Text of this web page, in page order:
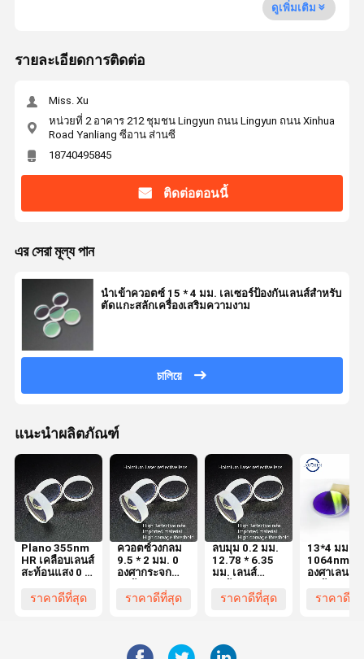
ดูเพิ่มเติม
รายละเอียดการติดต่อ
Miss. Xu
หน่วยที่ 2 อาคาร 212 ชุมชน Lingyun ถนน Lingyun ถนน Xinhua
Road Yanliang ซีอาน ส่านซี
18740495845
ติดต่อตอนนี้
এর সেরা মূল্য পান
นำเข้าควอตซ์ 15 * 4 มม. เลเซอร์ป้องกันเลนส์สำหรับ
ตัดแกะสลักเครื่องเสริมความงาม
চালিয়ে
แนะนำผลิตภัณฑ์
Plano 355nm
HR เคลือบเลนส์
สะท้อนแสง 0 *
ราคาดีที่สุด
ควอตซ์วงกลม
9.5 * 2 มม. 0
องศากระจก
เลเซอร์สำหรับ
เครื่องเลเซอร์
ราคาดีที่สุด
ลบมุม 0.2 มม.
12.78 * 6.35
มม. เลนส์
องศา H-K9L
สำหรับเครื่อง
ราคาดีที่สุด
13*4 มม.
องศาเลนส์
K9L สำหรับ
ราคาดีที่